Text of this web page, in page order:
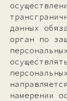
данных
орган по
намерении